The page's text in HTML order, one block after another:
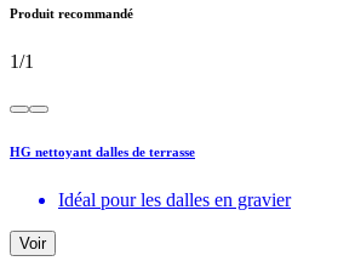
Produit recommandé
1/1
HG nettoyant dalles de terrasse
Idéal pour les dalles en gravier
Voir